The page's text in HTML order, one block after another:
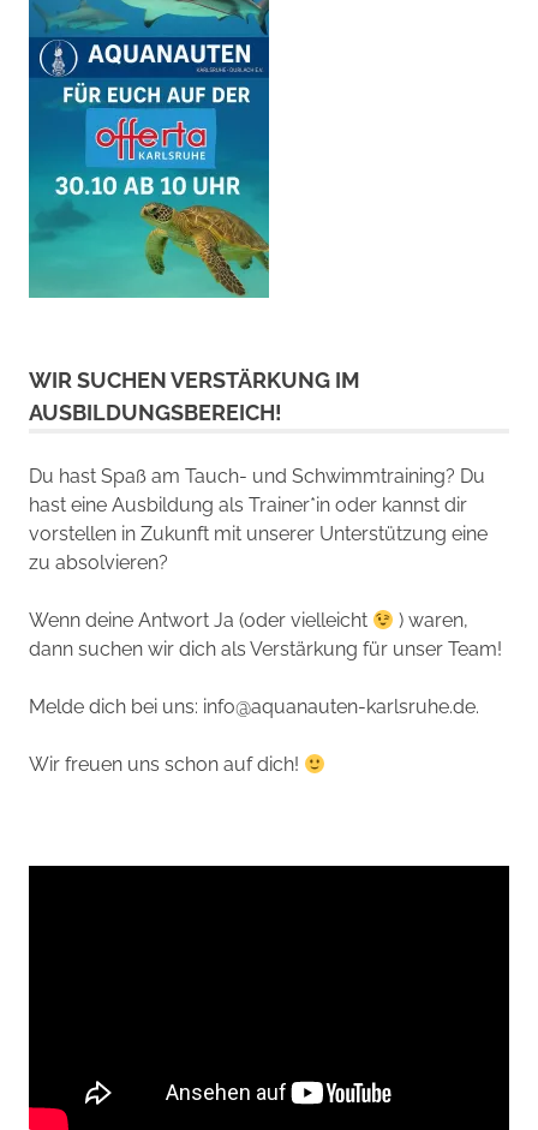
WIR SUCHEN VERSTÄRKUNG IM
AUSBILDUNGSBEREICH!
Du hast Spaß am Tauch- und Schwimmtraining? Du
hast eine Ausbildung als Trainer*in oder kannst dir
vorstellen in Zukunft mit unserer Unterstützung eine
zu absolvieren?
Wenn deine Antwort Ja (oder vielleicht
) waren,
dann suchen wir dich als Verstärkung für unser Team!
Melde dich bei uns: info@aquanauten-karlsruhe.de.
Wir freuen uns schon auf dich!